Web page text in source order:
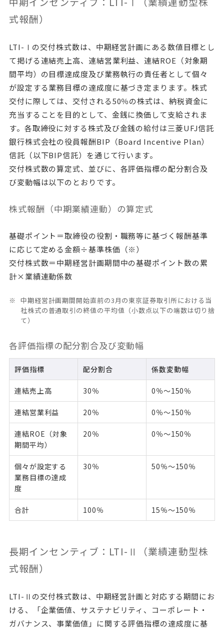
式報酬）
LTI-Ⅰの交付株式数は、中期経営計画にある数値目標とし
て掲げる連結売上高、連結営業利益、連結ROE（対象期
間平均）の目標達成度及び業務執行の責任者として個々
が設定する業務目標の達成度に基づき定まります。株式
交付に際しては、交付される50％の株式は、納税資金に
充当することを目的として、金銭に換価して支給されま
す。各取締役に対する株式及び金銭の給付は三菱UFJ信託
銀行株式会社の役員報酬BIP（Board Incentive Plan）
信託（以下BIP信託）を通じて行います。
交付株式数の算定式、並びに、各評価指標の配分割合及
び変動幅は以下のとおりです。
株式報酬（中期業績連動）の算定式
基礎ポイント＝取締役の役割・職務等に基づく報酬基準
に応じて定める金額÷基準株価（※）
交付株式数＝中期経営計画期間中の基礎ポイント数の累
計×業績連動係数
中期経営計画期間開始直前の3月の東京証券取引所における当
社株式の普通取引の終値の平均値（小数点以下の端数は切り捨
て）
各評価指標の配分割合及び変動幅
評価指標 配分割合 係数変動幅
連結売上高 30％ 0％～150％
連結営業利益 20％ 0％～150％
連結ROE（対象
期間平均）
20％ 0％～150％
個々が設定する
業務目標の達成
度
30％ 50％～150％
合計 100％ 15％～150％
長期インセンティブ：LTI-Ⅱ（業績連動型株
式報酬）
LTI-Ⅱの交付株式数は、中期経営計画と対応する期間にお
ける、「企業価値、サステナビリティ、コーポレート・
ガバナンス、事業価値」に関する評価指標の達成度に基